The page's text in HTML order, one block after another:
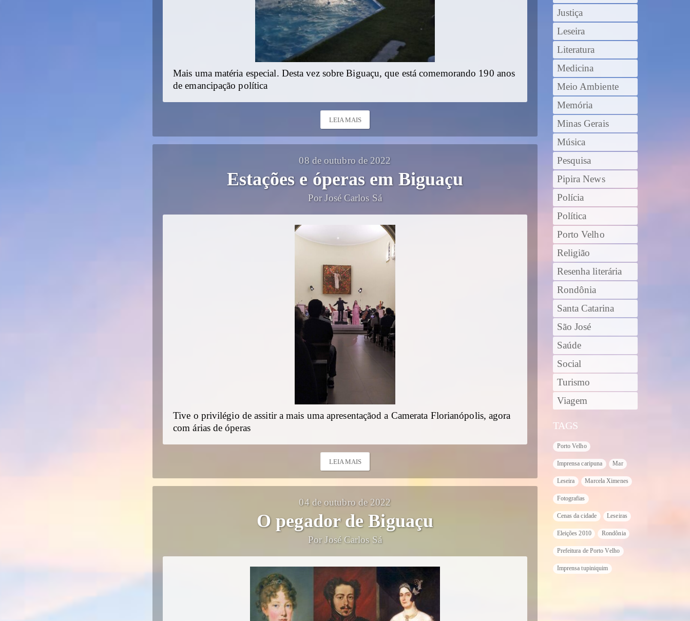
Mais uma matéria especial. Desta vez sobre Biguaçu, que está comemorando 190 anos
de emancipação política
LEIA MAIS
08 de outubro de 2022
Estações e óperas em Biguaçu
Por José Carlos Sá
Tive o privilégio de assitir a mais uma apresentaçãod a Camerata Florianópolis, agora
com árias de óperas
LEIA MAIS
04 de outubro de 2022
O pegador de Biguaçu
Por José Carlos Sá
Justiça
Leseira
Literatura
Medicina
Meio Ambiente
Memória
Minas Gerais
Música
Pesquisa
Pipira News
Polícia
Política
Porto Velho
Religião
Resenha literária
Rondônia
Santa Catarina
São José
Saúde
Social
Turismo
Viagem
TAGS
Porto Velho
Imprensa caripuna Mar
Leseira Marcela Ximenes
Fotografias
Cenas da cidade Leseiras
Eleições 2010 Rondônia
Prefeitura de Porto Velho
Imprensa tupiniquim